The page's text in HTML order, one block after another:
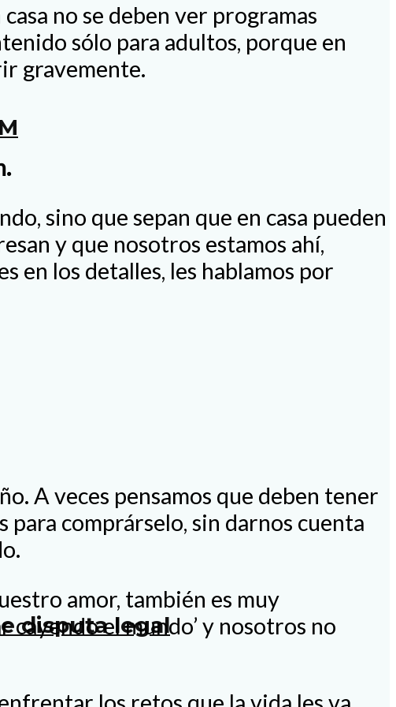
disputa legal
no se deben ver programas
sólo para adultos, porque en
gravemente.
sino que sepan que en casa pueden
y que nosotros estamos ahí,
en los detalles, les hablamos por
A veces pensamos que deben tener
para comprárselo, sin darnos cuenta
amor, también es muy
cayendo el mundo’ y nosotros no